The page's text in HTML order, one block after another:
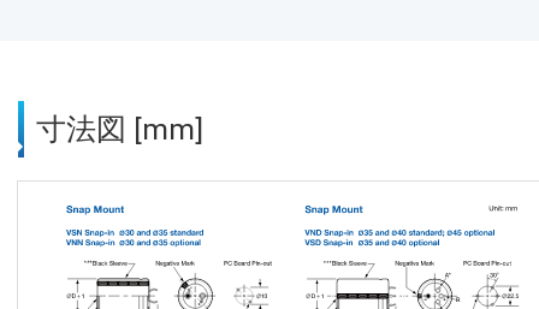
寸法図 [mm]